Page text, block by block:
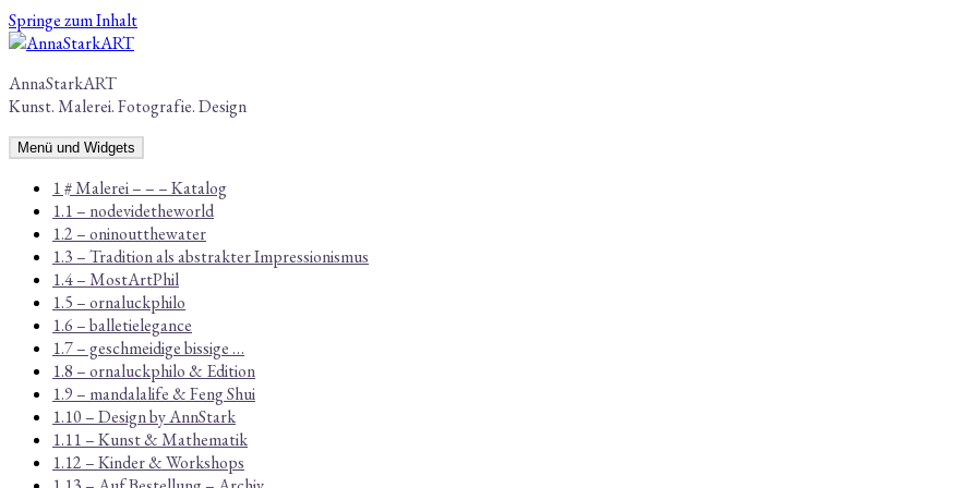
Springe zum Inhalt
AnnaStarkART
Kunst. Malerei. Fotografie. Design
Menü und Widgets
1 # Malerei – – – Katalog
1.1 – nodevidetheworld
1.2 – oninoutthewater
1.3 – Tradition als abstrakter Impressionismus
1.4 – MostArtPhil
1.5 – ornaluckphilo
1.6 – balletielegance
1.7 – geschmeidige bissige …
1.8 – ornaluckphilo & Edition
1.9 – mandalalife & Feng Shui
1.10 – Design by AnnStark
1.11 – Kunst & Mathematik
1.12 – Kinder & Workshops